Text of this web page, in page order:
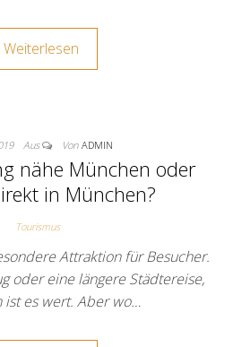
Weiterlesen
Aus Von ADMIN
nähe München oder
in München?
Tourismus
Attraktion für Besucher.
oder eine längere Städtereise,
ist es wert. Aber wo…